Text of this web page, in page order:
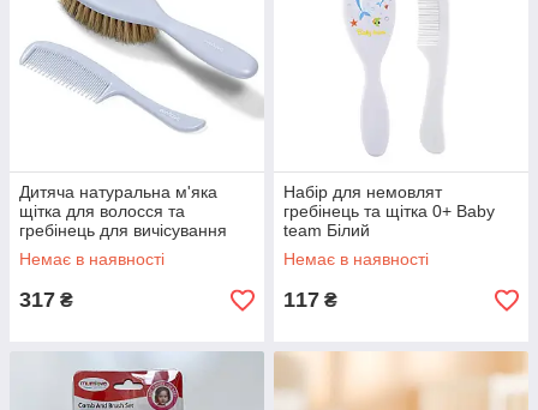
Дитяча натуральна м'яка
щітка для волосся та
гребінець для вичісування
кірочок Baby Ono Блакитна
Немає в наявності
317 ₴
Набір для немовлят
гребінець та щітка 0+ Baby
team Білий
Немає в наявності
117 ₴